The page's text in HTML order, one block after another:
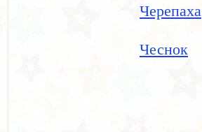
Черепаха
Чеснок